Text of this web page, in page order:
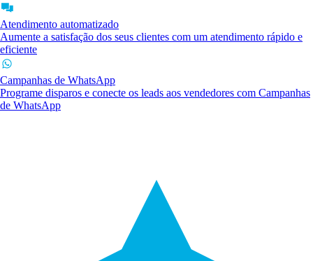
Atendimento automatizado
Aumente a satisfação dos seus clientes com um atendimento rápido e
eficiente
Campanhas de WhatsApp
Programe disparos e conecte os leads aos vendedores com Campanhas
de WhatsApp